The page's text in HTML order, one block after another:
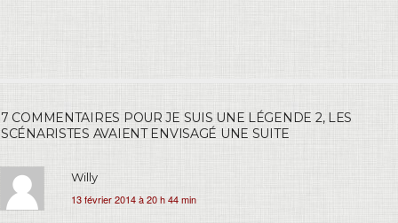
7 COMMENTAIRES POUR JE SUIS UNE LÉGENDE 2, LES
SCÉNARISTES AVAIENT ENVISAGÉ UNE SUITE
Willy
13 février 2014 à 20 h 44 min